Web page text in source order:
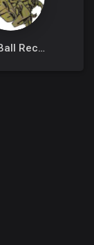
FoulBall Records